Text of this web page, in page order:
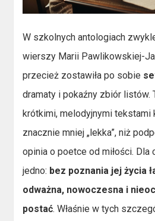
W szkolnych antologiach
wierszy Marii Pawlikowskiej-
przecież zostawiła po sobie
dramaty i pokaźny zbiór listów.
krótkimi, melodyjnymi tekstami
znacznie mniej „lekka”, niż
opinia o poetce od miłości.
jedno: bez poznania jej życia
odważna, nowoczesna i
postać. Właśnie w tych